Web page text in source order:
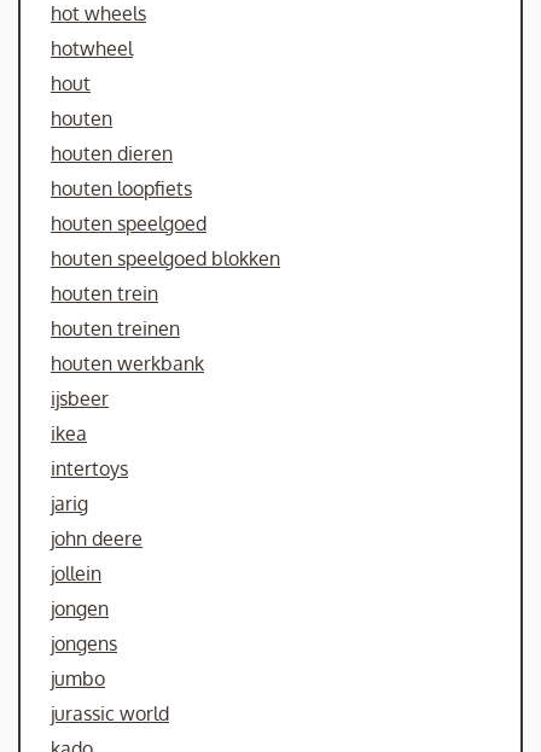
hot wheels
hotwheel
hout
houten
houten dieren
houten loopfiets
houten speelgoed
houten speelgoed blokken
houten trein
houten treinen
houten werkbank
ijsbeer
ikea
intertoys
jarig
john deere
jollein
jongen
jongens
jumbo
jurassic world